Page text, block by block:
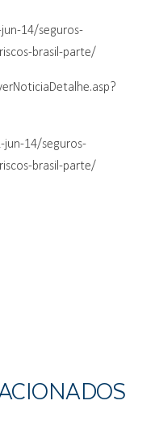
14/seguros-
brasil-parte/
14/seguros-
brasil-parte/